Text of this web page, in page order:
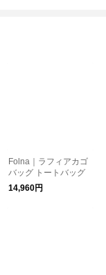
Folna｜ラフィアカゴ
バッグ トートバッグ
14,960円